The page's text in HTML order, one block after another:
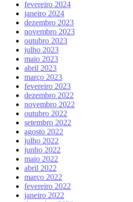
fevereiro 2024
janeiro 2024
dezembro 2023
novembro 2023
outubro 2023
julho 2023
maio 2023
abril 2023
março 2023
fevereiro 2023
dezembro 2022
novembro 2022
outubro 2022
setembro 2022
agosto 2022
julho 2022
junho 2022
maio 2022
abril 2022
março 2022
fevereiro 2022
janeiro 2022